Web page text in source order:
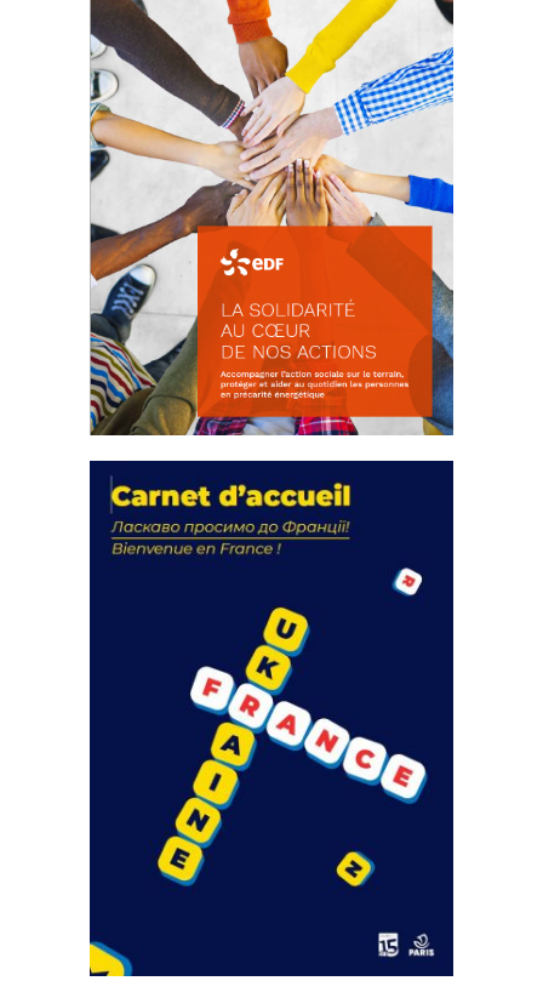
FEUILLETER
La solidarité au coeur de nos
actions
18 septembre 2023
FEUILLETER